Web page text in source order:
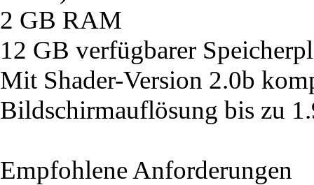
2 GB RAM
12 GB verfügbarer
Mit Shader-Version 2.0b
Bildschirmauflösung bis zu
Empfohlene Anforderungen